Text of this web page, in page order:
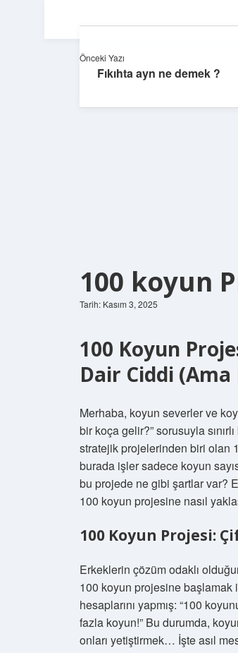
100 koyun
Tarih: Kasım 3, 2025
100 Koyun
Dair Ciddi
Merhaba, koyun severler ve
bir koça gelir?” sorusuyla
stratejik projelerinden biri olan
burada işler sadece koyun
bu projede ne gibi şartlar var?
100 koyun projesine nasıl
100 Koyun Projesi:
Erkeklerin çözüm odaklı
100 koyun projesine başlamak
hesaplarını yapmış: “100
fazla koyun!” Bu durumda,
onları yetiştirmek… İşte asıl
Önceki Yazı
Fıkıhta ayn ne demek ?